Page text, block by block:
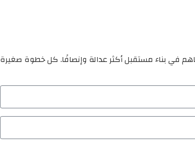
في بناء مستقبل أكثر عدالة وإنصافًا. كل خطوة صغيرة